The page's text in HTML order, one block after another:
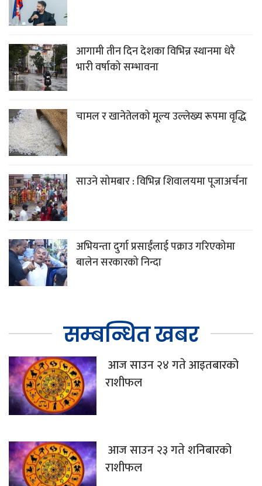
आगामी तीन दिन देशका विभिन्न स्थानमा धेरै
भारी वर्षाको सम्भावना
चामल र खानेतेलको मूल्य उल्लेख्य रूपमा वृद्धि
साउने सोमबार : विभिन्न शिवालयमा पूजाअर्चना
अभियन्ता दुर्गा प्रसाईंलाई पक्राउ गरिएकोमा
बालेन सरकारको निन्दा
सम्बन्धित खबर
आज साउन २४ गते आइतबारको
राशीफल
आज साउन २३ गते शनिबारको
राशीफल